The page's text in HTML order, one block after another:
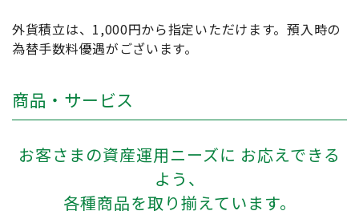
外貨積立は、1,000円から指定いただけます。預入時の
為替手数料優遇がございます。
商品・サービス
お客さまの資産運用ニーズに お応えできる
よう、
各種商品を取り揃えています。